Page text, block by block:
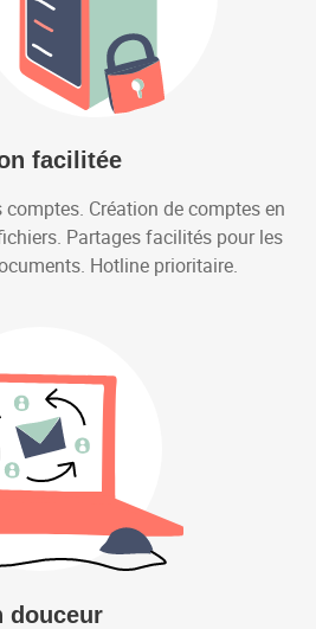
facilitée
Création de comptes en
Partages facilités pour les
Hotline prioritaire.
douceur